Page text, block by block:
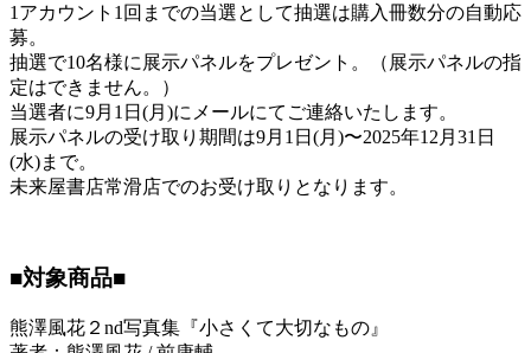
1アカウント1回までの当選として抽選は購入冊数分の自動応
募。
抽選で10名様に展示パネルをプレゼント。（展示パネルの指
定はできません。）
当選者に9月1日(月)にメールにてご連絡いたします。
展示パネルの受け取り期間は9月1日(月)〜2025年12月31日
(水)まで。
未来屋書店常滑店でのお受け取りとなります。
■対象商品■
熊澤風花２nd写真集『小さくて大切なもの』